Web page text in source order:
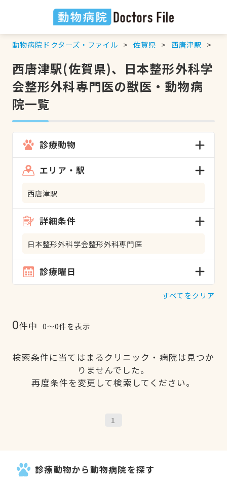
動物病院ドクターズ・ファイル 佐賀県 西唐津駅
西唐津駅(佐賀県)、日本整形外科学
会整形外科専門医の獣医・動物病
院一覧
診療動物
エリア・駅
西唐津駅
詳細条件
日本整形外科学会整形外科専門医
診療曜日
すべてをクリア
0件中 0〜0件を表示
検索条件に当てはまるクリニック・病院は見つか
りませんでした。
再度条件を変更して検索してください。
1
診療動物から動物病院を探す